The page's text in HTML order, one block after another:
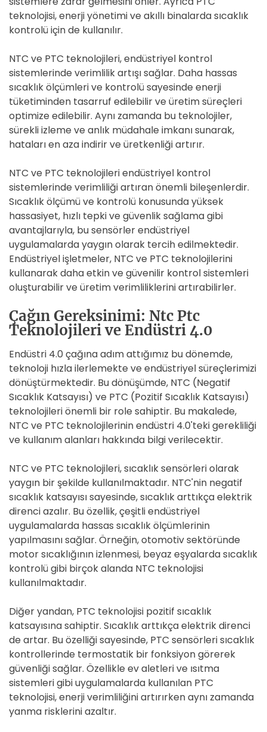
teknolojisi, enerji yönetimi ve akıllı binalarda sıcaklık
kontrolü için de kullanılır.
NTC ve PTC teknolojileri, endüstriyel kontrol
sistemlerinde verimlilik artışı sağlar. Daha hassas
sıcaklık ölçümleri ve kontrolü sayesinde enerji
tüketiminden tasarruf edilebilir ve üretim süreçleri
optimize edilebilir. Aynı zamanda bu teknolojiler,
sürekli izleme ve anlık müdahale imkanı sunarak,
hataları en aza indirir ve üretkenliği artırır.
NTC ve PTC teknolojileri endüstriyel kontrol
sistemlerinde verimliliği artıran önemli bileşenlerdir.
Sıcaklık ölçümü ve kontrolü konusunda yüksek
hassasiyet, hızlı tepki ve güvenlik sağlama gibi
avantajlarıyla, bu sensörler endüstriyel
uygulamalarda yaygın olarak tercih edilmektedir.
Endüstriyel işletmeler, NTC ve PTC teknolojilerini
kullanarak daha etkin ve güvenilir kontrol sistemleri
oluşturabilir ve üretim verimliliklerini artırabilirler.
Çağın Gereksinimi: Ntc Ptc
Teknolojileri ve Endüstri 4.0
Endüstri 4.0 çağına adım attığımız bu dönemde,
teknoloji hızla ilerlemekte ve endüstriyel süreçlerimizi
dönüştürmektedir. Bu dönüşümde, NTC (Negatif
Sıcaklık Katsayısı) ve PTC (Pozitif Sıcaklık Katsayısı)
teknolojileri önemli bir role sahiptir. Bu makalede,
NTC ve PTC teknolojilerinin endüstri 4.0'teki gerekliliği
ve kullanım alanları hakkında bilgi verilecektir.
NTC ve PTC teknolojileri, sıcaklık sensörleri olarak
yaygın bir şekilde kullanılmaktadır. NTC'nin negatif
sıcaklık katsayısı sayesinde, sıcaklık arttıkça elektrik
direnci azalır. Bu özellik, çeşitli endüstriyel
uygulamalarda hassas sıcaklık ölçümlerinin
yapılmasını sağlar. Örneğin, otomotiv sektöründe
motor sıcaklığının izlenmesi, beyaz eşyalarda sıcaklık
kontrolü gibi birçok alanda NTC teknolojisi
kullanılmaktadır.
Diğer yandan, PTC teknolojisi pozitif sıcaklık
katsayısına sahiptir. Sıcaklık arttıkça elektrik direnci
de artar. Bu özelliği sayesinde, PTC sensörleri sıcaklık
kontrollerinde termostatik bir fonksiyon görerek
güvenliği sağlar. Özellikle ev aletleri ve ısıtma
sistemleri gibi uygulamalarda kullanılan PTC
teknolojisi, enerji verimliliğini artırırken aynı zamanda
yanma risklerini azaltır.